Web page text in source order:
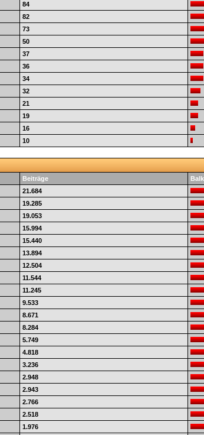
84
82
73
50
37
36
34
32
21
19
16
10
Beiträge
21.684
19.285
19.053
15.994
15.440
13.894
12.504
11.544
11.245
9.533
8.671
8.284
5.749
4.818
3.236
2.948
2.943
2.766
2.518
1.976